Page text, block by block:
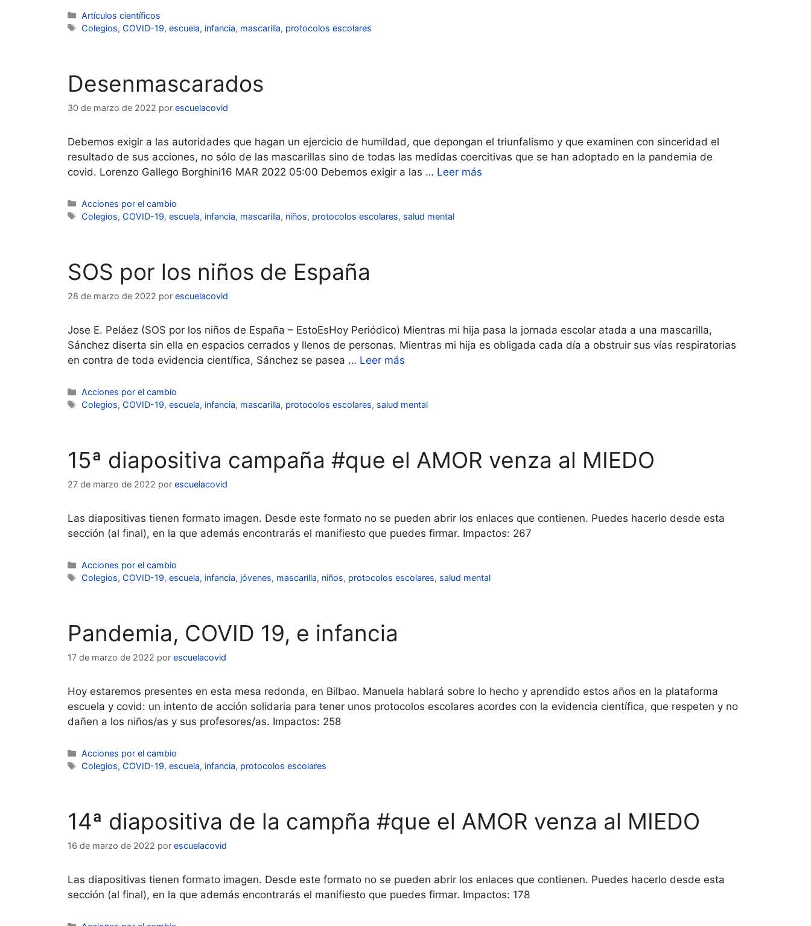
Categorías
Artículos científicos
Etiquetas
Colegios, COVID-19,escuela, infancia, mascarilla, protocolos escolares
Desenmascarados
30 de marzo de 2022 por escuelacovid
Debemos exigir a las autoridades que hagan un ejercicio de humildad, que depongan el triunfalismo y que examinen con sinceridad el
resultado de sus acciones, no sólo de las mascarillas sino de todas las medidas coercitivas que se han adoptado en la pandemia de
covid. Lorenzo Gallego Borghini16 MAR 2022 05:00 Debemos exigir a las … Leer más
Categorías
Acciones por el cambio
Etiquetas
Colegios, COVID-19,escuela, infancia, mascarilla, niños, protocolos escolares, salud mental
SOS por los niños de España
28 de marzo de 2022 por escuelacovid
Jose E. Peláez (SOS por los niños de España – EstoEsHoy Periódico) Mientras mi hija pasa la jornada escolar atada a una mascarilla,
Sánchez diserta sin ella en espacios cerrados y llenos de personas. Mientras mi hija es obligada cada día a obstruir sus vías respiratorias
en contra de toda evidencia científica, Sánchez se pasea … Leer más
Categorías
Acciones por el cambio
Etiquetas
Colegios, COVID-19,escuela, infancia, mascarilla, protocolos escolares, salud mental
15ª diapositiva campaña #que el AMOR venza al MIEDO
27 de marzo de 2022 por escuelacovid
Las diapositivas tienen formato imagen. Desde este formato no se pueden abrir los enlaces que contienen. Puedes hacerlo desde esta
sección (al final), en la que además encontrarás el manifiesto que puedes firmar. Impactos: 267
Categorías
Acciones por el cambio
Etiquetas
Colegios, COVID-19,escuela, infancia, jóvenes, mascarilla, niños, protocolos escolares, salud mental
Pandemia, COVID 19, e infancia
17 de marzo de 2022 por escuelacovid
Hoy estaremos presentes en esta mesa redonda, en Bilbao. Manuela hablará sobre lo hecho y aprendido estos años en la plataforma
escuela y covid: un intento de acción solidaria para tener unos protocolos escolares acordes con la evidencia científica, que respeten y no
dañen a los niños/as y sus profesores/as. Impactos: 258
Categorías
Acciones por el cambio
Etiquetas
Colegios, COVID-19,escuela, infancia, protocolos escolares
14ª diapositiva de la campña #que el AMOR venza al MIEDO
16 de marzo de 2022 por escuelacovid
Las diapositivas tienen formato imagen. Desde este formato no se pueden abrir los enlaces que contienen. Puedes hacerlo desde esta
sección (al final), en la que además encontrarás el manifiesto que puedes firmar. Impactos: 178